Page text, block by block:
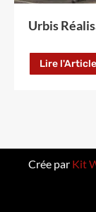
Urbis
Lire l'Article
Crée par Kit